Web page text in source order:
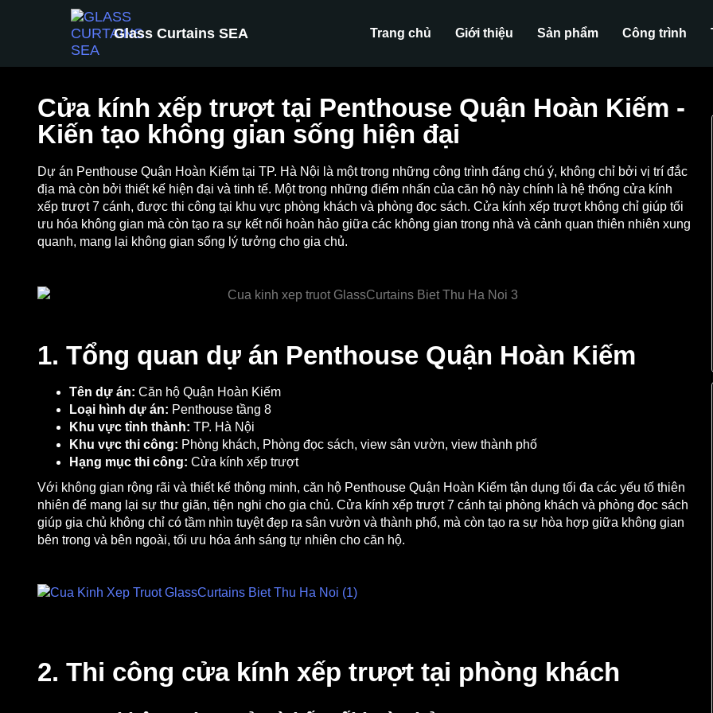
Glass Curtains SEA Trang chủ Giới thiệu Sản phẩm Công trình
Cửa kính xếp trượt tại Penthouse Quận Hoàn Kiếm -
Kiến tạo không gian sống hiện đại
Dự án Penthouse Quận Hoàn Kiếm tại TP. Hà Nội là một trong những công trình đáng chú ý, không chỉ bởi vị trí đắc
địa mà còn bởi thiết kế hiện đại và tinh tế. Một trong những điểm nhấn của căn hộ này chính là hệ thống cửa kính
xếp trượt 7 cánh, được thi công tại khu vực phòng khách và phòng đọc sách. Cửa kính xếp trượt không chỉ giúp tối
ưu hóa không gian mà còn tạo ra sự kết nối hoàn hảo giữa các không gian trong nhà và cảnh quan thiên nhiên xung
quanh, mang lại không gian sống lý tưởng cho gia chủ.
1. Tổng quan dự án Penthouse Quận Hoàn Kiếm
Tên dự án: Căn hộ Quận Hoàn Kiếm
Loại hình dự án: Penthouse tầng 8
Khu vực tỉnh thành: TP. Hà Nội
Khu vực thi công: Phòng khách, Phòng đọc sách, view sân vườn, view thành phố
Hạng mục thi công: Cửa kính xếp trượt
Với không gian rộng rãi và thiết kế thông minh, căn hộ Penthouse Quận Hoàn Kiếm tận dụng tối đa các yếu tố thiên
nhiên để mang lại sự thư giãn, tiện nghi cho gia chủ. Cửa kính xếp trượt 7 cánh tại phòng khách và phòng đọc sách
giúp gia chủ không chỉ có tầm nhìn tuyệt đẹp ra sân vườn và thành phố, mà còn tạo ra sự hòa hợp giữa không gian
bên trong và bên ngoài, tối ưu hóa ánh sáng tự nhiên cho căn hộ.
2. Thi công cửa kính xếp trượt tại phòng khách